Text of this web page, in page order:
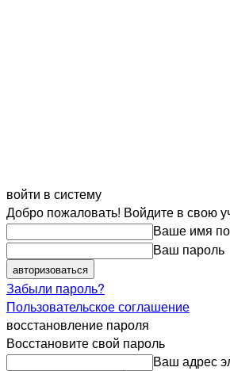
войти в систему
Добро пожаловать! Войдите в свою
Ваше имя
Ваш пароль
Забыли пароль?
Пользовательское соглашение
восстановление пароля
Восстановите свой пароль
Ваш адрес